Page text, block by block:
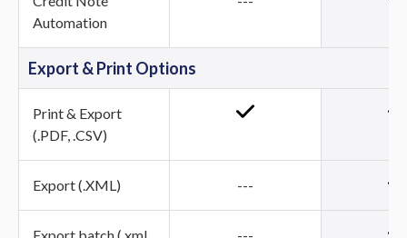
Automation
Export & Print Options
Print & Export
(.PDF, .CSV)
Export (.XML) ---